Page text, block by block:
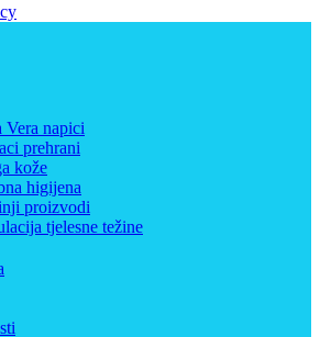
Vera napici
prehrani
kože
higijena
proizvodi
tjelesne težine